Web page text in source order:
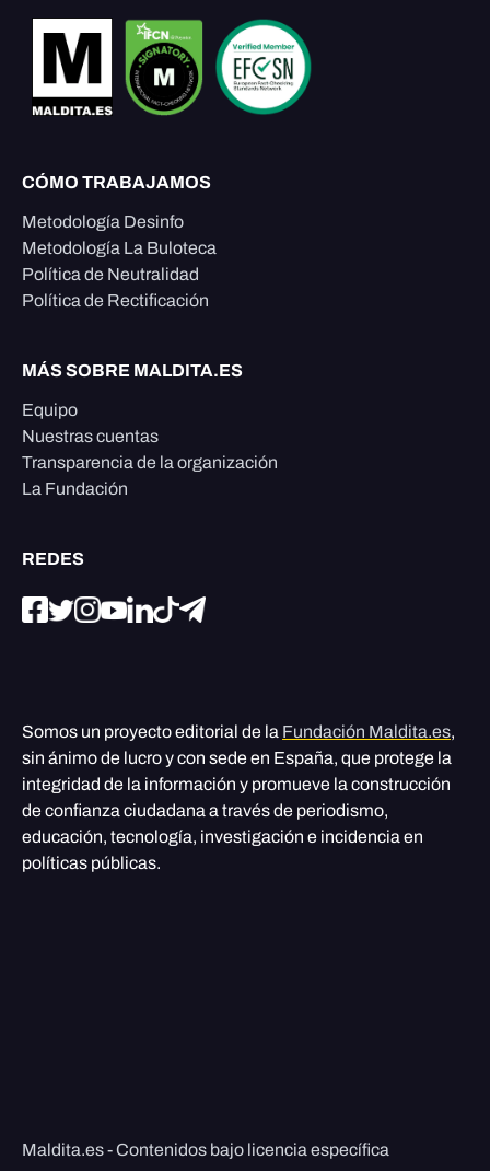
CÓMO TRABAJAMOS
Metodología Desinfo
Metodología La Buloteca
Política de Neutralidad
Política de Rectificación
MÁS SOBRE MALDITA.ES
Equipo
Nuestras cuentas
Transparencia de la organización
La Fundación
REDES
Somos un proyecto editorial de la Fundación Maldita.es,
sin ánimo de lucro y con sede en España, que protege la
integridad de la información y promueve la construcción
de confianza ciudadana a través de periodismo,
educación, tecnología, investigación e incidencia en
políticas públicas.
Maldita.es - Contenidos bajo licencia específica